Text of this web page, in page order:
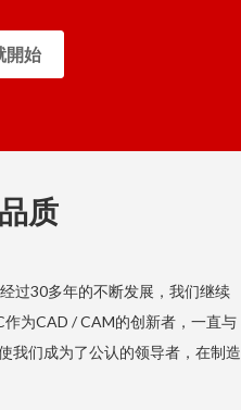
開始
质
过30多年的不断发展，我们继续
为CAD / CAM的创新者，一直与
我们成为了公认的领导者，在制造